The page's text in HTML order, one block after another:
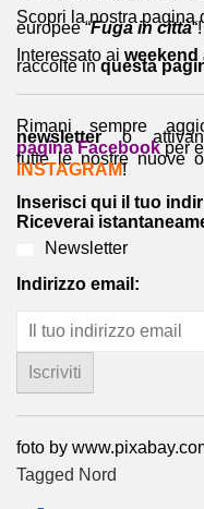
Scopri la nostra pagina
europee “Fuga in città“!
Interessato ai weekend
raccolte inquesta
Rimani sempre
newslettero
pagina Facebookper
tutte le nostre nuove
INSTAGRAM!
Inserisci qui il tuo
Riceverai
Newsletter
Indirizzo email:
foto by
Tagged Nord